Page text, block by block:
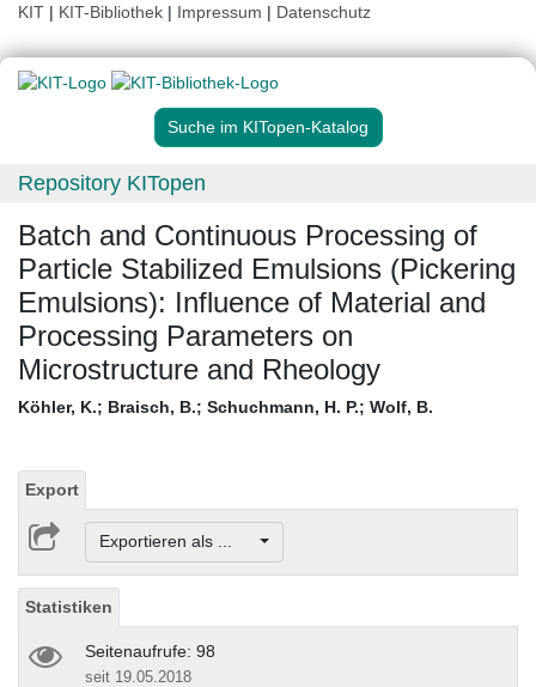
KIT | KIT-Bibliothek | Impressum | Datenschutz
Suche im KITopen-Katalog
Repository KITopen
Batch and Continuous Processing of
Particle Stabilized Emulsions (Pickering
Emulsions): Influence of Material and
Processing Parameters on
Microstructure and Rheology
Köhler, K.; Braisch, B.; Schuchmann, H. P.; Wolf, B.
Export
Exportieren als ...
Statistiken
Seitenaufrufe: 98
seit 19.05.2018